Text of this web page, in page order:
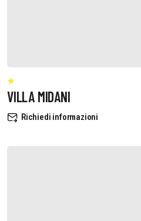
VILLA MIDANI
Richiedi informazioni